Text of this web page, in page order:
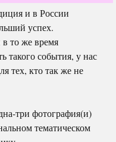
и в России
успех.
то же время
такого события, у нас
тех, кто так же не
три фотография(и)
тематическом